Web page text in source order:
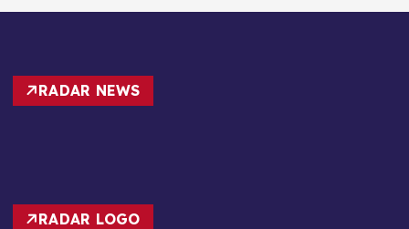
RADAR NEWS
RADAR LOGO